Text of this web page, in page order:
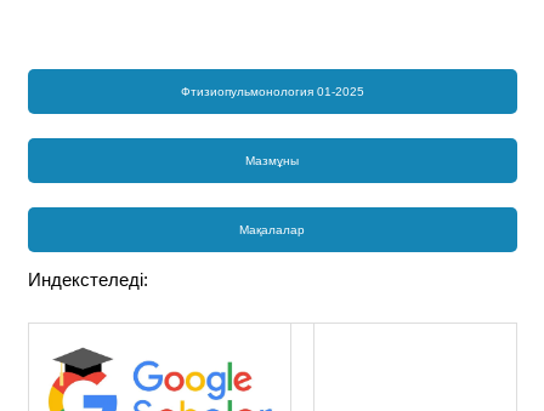
Фтизиопульмонология 01-2025
Мазмұны
Мақалалар
Индекстеледі: